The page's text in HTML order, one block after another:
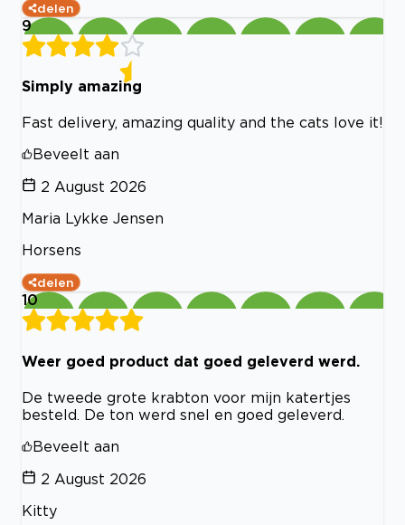
delen
9
Simply amazing
Fast delivery, amazing quality and the cats love it!
Beveelt aan
2 August 2026
Maria Lykke Jensen
Horsens
delen
10
Weer goed product dat goed geleverd werd.
De tweede grote krabton voor mijn katertjes
besteld. De ton werd snel en goed geleverd.
Beveelt aan
2 August 2026
Kitty